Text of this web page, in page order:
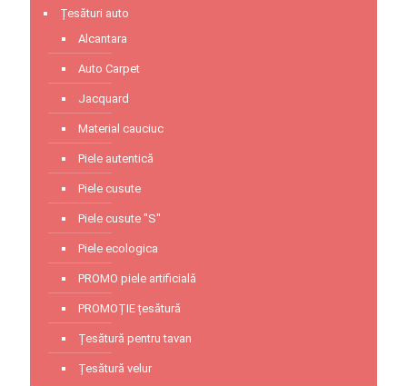
Țesături auto
Alcantara
Auto Carpet
Jacquard
Material cauciuc
Piele autentică
Piele cusute
Piele cusute "S"
Piele ecologica
PROMO piele artificială
PROMOȚIE țesătură
Țesătură pentru tavan
Țesătură velur